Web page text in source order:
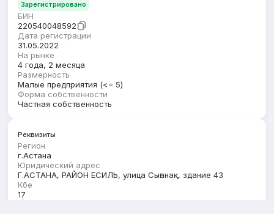
Зарегистрировано
БИН
220540048592
Дата регистрации
31.05.2022
На рынке
4 года, 2 месяца
Размерность
Малые предприятия (<= 5)
Форма собственности
Частная собственность
Реквизиты
Регион
г.Астана
Юридический адрес
Г.АСТАНА, РАЙОН ЕСИЛЬ, улица Сығанақ, здание 43
Кбе
17